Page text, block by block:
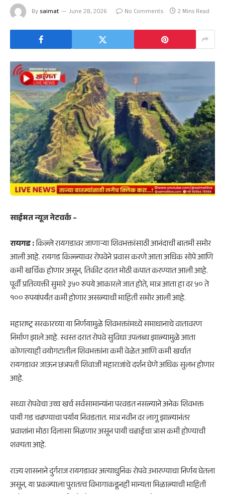
By saimat June 28, 2026 No Comments 2 Mins Read
साईमत न्यूज नेटवर्क –
रायगड :किल्ले रायगडावर जाणाऱ्या शिवभक्तांसाठी आनंदाची बातमी समोर
आली आहे. रायगड किल्ल्यावर रोपवेने प्रवास करणे आता अधिक सोपे आणि
कमी खर्चिक होणार असून, तिकीट दरात मोठी कपात करण्यात आली आहे.
पूर्वी प्रतिव्यक्ती सुमारे ३५० रुपये आकारले जात होते, मात्र आता हा दर ५० ते
१०० रुपयांपर्यंत कमी होणार असल्याची माहिती समोर आली आहे.
महाराष्ट्र सरकारच्या या निर्णयामुळे शिवभक्तांमध्ये समाधानाचे वातावरण
निर्माण झाले आहे. स्वस्त दरात रोपवे सुविधा उपलब्ध झाल्यामुळे आता
कोणत्याही वयोगटातील शिवभक्तांना कमी वेळेत आणि कमी खर्चात
रायगडावर जाऊन छत्रपती शिवाजी महाराजांचे दर्शन घेणे अधिक सुलभ होणार
आहे.
सध्या रोपवेचा उच्च खर्च सर्वसामान्यांना परवडत नसल्याने अनेक शिवभक्त
पायी गड चढण्याचा पर्याय निवडतात. मात्र नवीन दर लागू झाल्यानंतर
प्रवाशांना मोठा दिलासा मिळणार असून पायी चढाईचा त्रास कमी होण्याची
शक्यता आहे.
राज्य शासनाने दुर्गराज रायगडावर अत्याधुनिक रोपवे उभारण्याचा निर्णय घेतला
असून, या प्रकल्पाला पुरातत्व विभागाकडूनही मान्यता मिळाल्याची माहिती